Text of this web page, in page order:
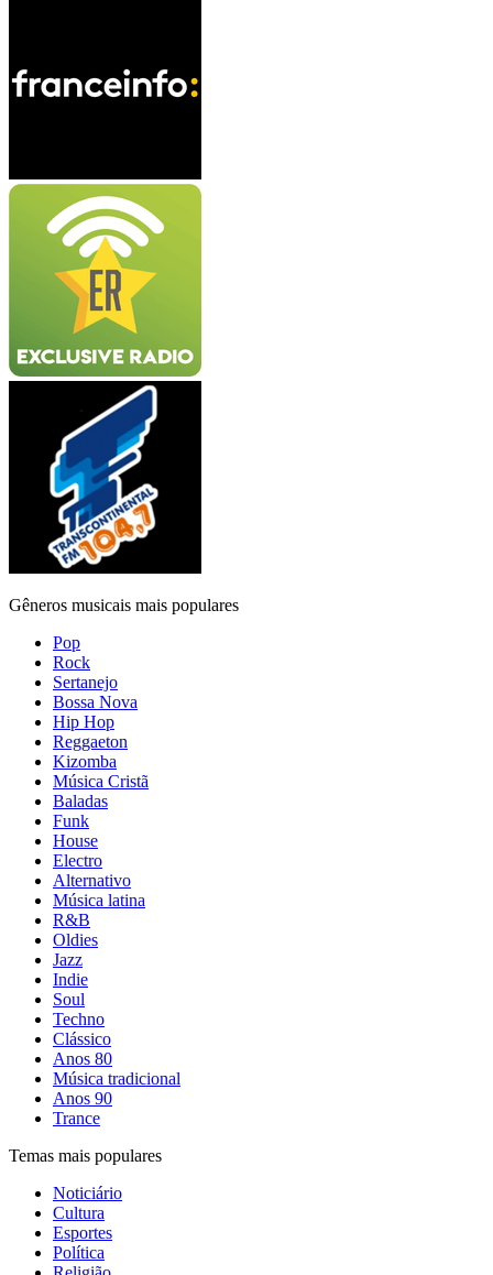
Gêneros musicais mais populares
Pop
Rock
Sertanejo
Bossa Nova
Hip Hop
Reggaeton
Kizomba
Música Cristã
Baladas
Funk
House
Electro
Alternativo
Música latina
R&B
Oldies
Jazz
Indie
Soul
Techno
Clássico
Anos 80
Música tradicional
Anos 90
Trance
Temas mais populares
Noticiário
Cultura
Esportes
Política